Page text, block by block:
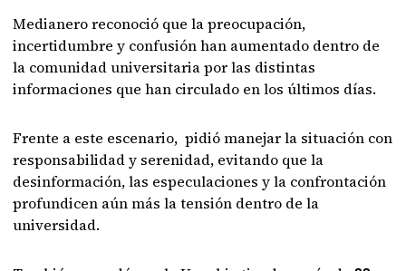
Medianero reconoció que la preocupación,
incertidumbre y confusión han aumentado dentro de
la comunidad universitaria por las distintas
informaciones que han circulado en los últimos días.
Frente a este escenario, pidió manejar la situación con
responsabilidad y serenidad, evitando que la
desinformación, las especulaciones y la confrontación
profundicen aún más la tensión dentro de la
universidad.